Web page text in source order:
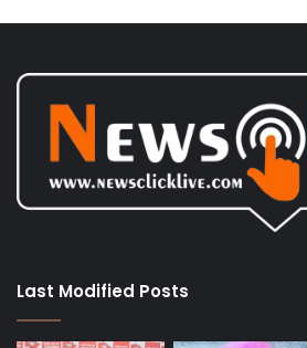
Last Modified Posts